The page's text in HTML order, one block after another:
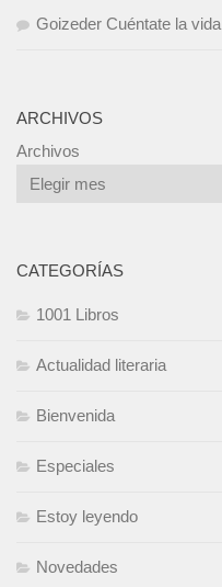
Goizeder Cuéntate la vida
ARCHIVOS
Archivos
CATEGORÍAS
1001 Libros
Actualidad literaria
Bienvenida
Especiales
Estoy leyendo
Novedades